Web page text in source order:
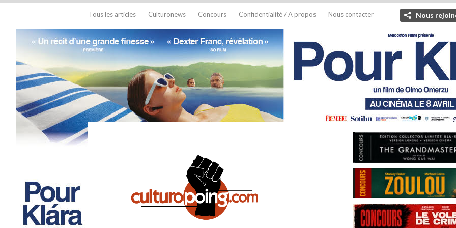
Tous les articles Culturonews Concours Confidentialité / A propos Nous contacter Nous